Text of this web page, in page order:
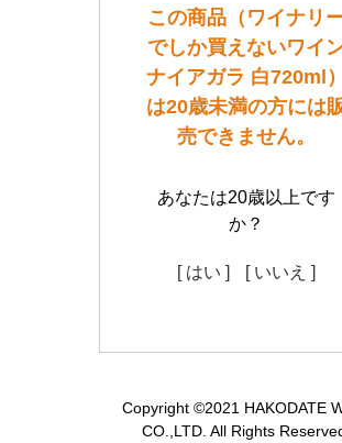
この商品（ワイナリ
でしか買えないワイ
ナイアガラ 白720ml）
は20歳未満の方には
売できません。
あなたは20歳以上です
か？
[ はい ] [ いいえ ]
Copyright ©2021 HAKODATE
CO.,LTD. All Rights